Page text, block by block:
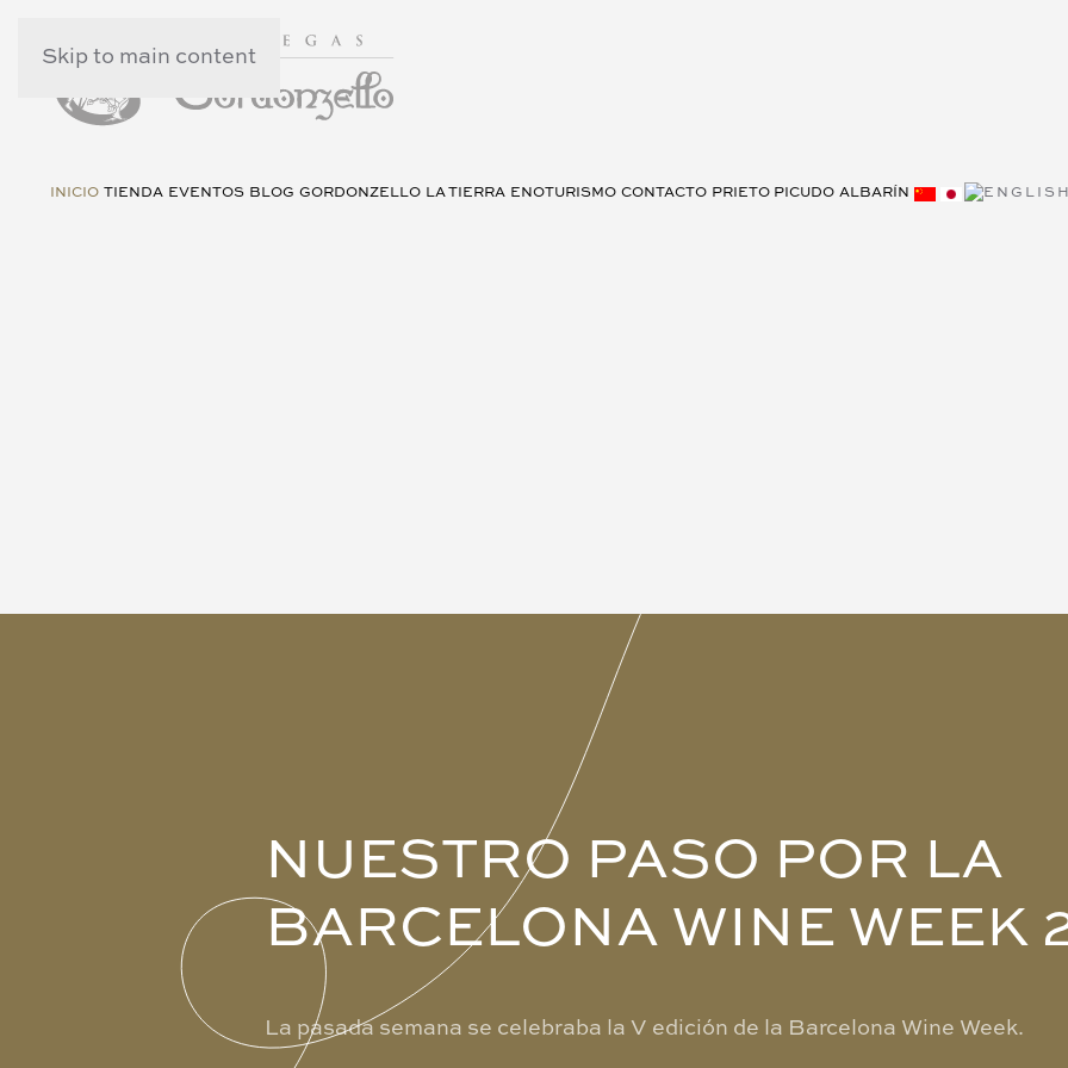
Skip to main content
INICIO TIENDA EVENTOS BLOG GORDONZELLO LA TIERRA ENOTURISMO CONTACTO PRIETO PICUDO ALBARÍN
NUESTRO PASO POR LA
BARCELONA WINE WEEK
La pasada semana se celebraba la V edición de la Barcelona Wine Week.